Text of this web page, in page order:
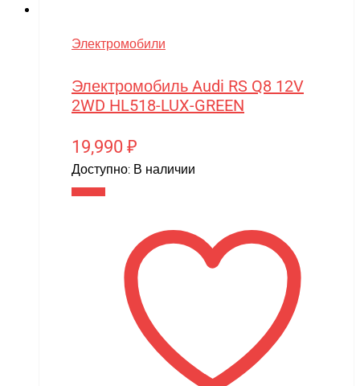
Электромобили
Электромобиль Audi RS Q8 12V
2WD HL518-LUX-GREEN
19,990 ₽
Доступно: В наличии